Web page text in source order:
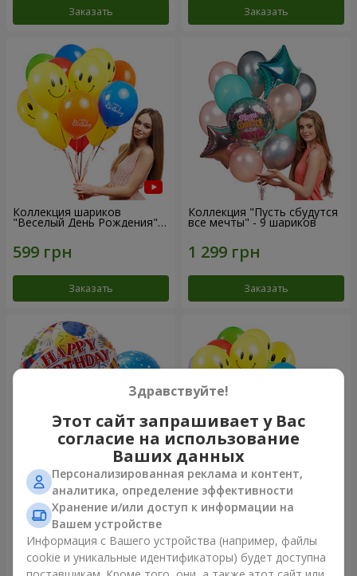
Заказать Заказать
Коллекция шариков
"Веселый День Рождения" -
7 шариков
Заказать
Коллекция "Пусть сбудутся
все мечты" - 9 шариков
Заказать
Микс гелиевых шариков
"Поздравление!"
Заказать
Коллекция шариков
"Веселый День Рождения" -
3 шарика
Заказать
Здравствуйте!
Этот сайт запрашивает у Вас
согласие на использование
Ваших данных
Персонализированная реклама и контент,
аналитика, определение эффективности
Хранение и/или доступ к информации на
Вашем устройстве
Информация с Вашего устройства (например, файлы
cookie и уникальные идентификаторы) будет доступна